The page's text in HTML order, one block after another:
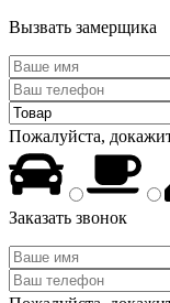
Вызвать замерщика
Пожалуйста,
Заказать звонок